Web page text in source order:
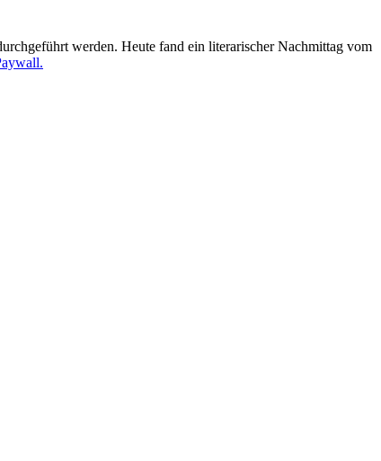
werden. Heute fand ein literarischer Nachmittag vom